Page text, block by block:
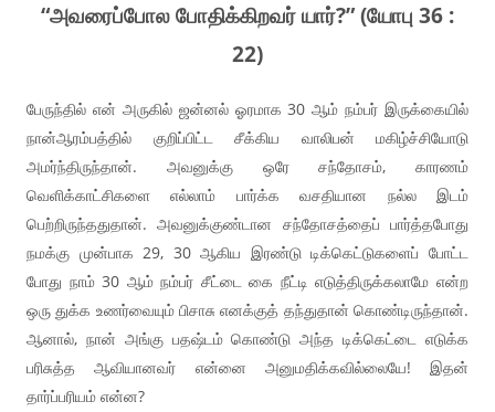
“அவரைப்போல போதிக்கிறவர் யார்?” (யோபு 36 :
22)
பேருந்தில் என் அருகில் ஜன்னல் ஓரமாக 30 ஆம் நம்பர் இருக்கையில்
நான்ஆரம்பத்தில் குறிப்பிட்ட சீக்கிய வாலிபன் மகிழ்ச்சியோடு
அமர்ந்திருந்தான். அவனுக்கு ஒரே சந்தோசம், காரணம்
வெளிக்காட்சிகளை எல்லாம் பார்க்க வசதியான நல்ல இடம்
பெற்றிருந்ததுதான். அவனுக்குண்டான சந்தோசத்தைப் பார்த்தபோது
நமக்கு முன்பாக 29, 30 ஆகிய இரண்டு டிக்கெட்டுகளைப் போட்ட
போது நாம் 30 ஆம் நம்பர் சீட்டை கை நீட்டி எடுத்திருக்கலாமே என்ற
ஒரு துக்க உணர்வையும் பிசாசு எனக்குத் தந்துதான் கொண்டிருந்தான்.
ஆனால், நான் அங்கு பதஷ்டம் கொண்டு அந்த டிக்கெட்டை எடுக்க
பரிசுத்த ஆவியானவர் என்னை அனுமதிக்கவில்லையே! இதன்
தார்ப்பரியம் என்ன?